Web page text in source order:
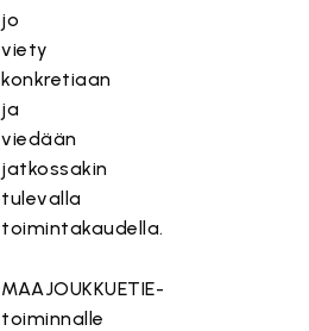
jo
viety
konkretiaan
ja
viedään
jatkossakin
tulevalla
toimintakaudella.
MAAJOUKKUETIE-
toiminnalle